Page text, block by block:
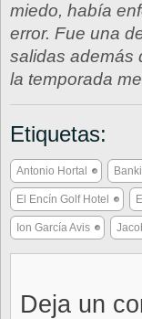
miedo, había
error. Fue una
salidas además
la temporada
Etiquetas:
Antonio Hortal
El Encín Golf Hotel
Ion García Avis
Deja un